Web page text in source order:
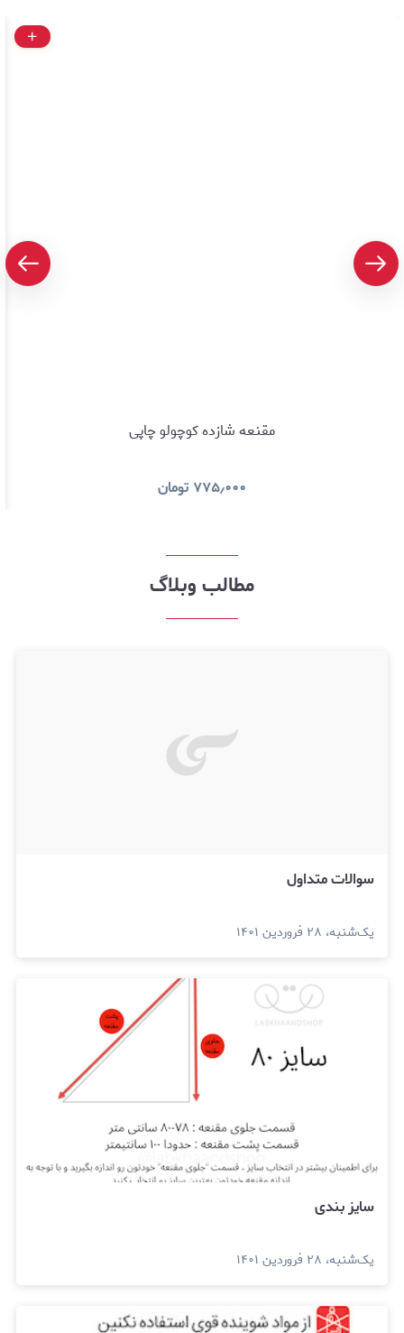
مقنعه شازده کوچولو چاپی
۷۷۵٫۰۰۰ تومان
مطالب وبلاگ
سوالات متداول
یک‌شنبه، ۲۸ فروردین ۱۴۰۱
سایز بندی
یک‌شنبه، ۲۸ فروردین ۱۴۰۱